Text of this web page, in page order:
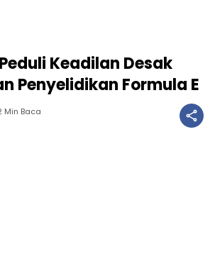
Keadilan Desak
Penyelidikan Formula E
Min Baca